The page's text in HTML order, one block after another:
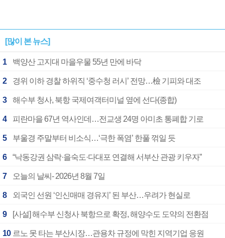
[많이 본 뉴스]
1 백양산 고지대 마을우물 55년 만에 바닥
2 경위 이하 경찰 하위직 ‘중수청 러시’ 전망…檢 기피와 대조
3 해수부 청사, 북항 국제여객터미널 옆에 선다(종합)
4 피란마을 67년 역사인데…전교생 24명 아미초 통폐합 기로
5 부울경 주말부터 비소식…‘극한 폭염’ 한풀 꺾일 듯
6 “낙동강권 삼락·을숙도·다대포 연결해 서부산 관광 키우자”
7 오늘의 날씨- 2026년 8월 7일
8 외국인 선원 ‘인신매매 경유지’ 된 부산…우려가 현실로
9 [사설] 해수부 신청사 북항으로 확정, 해양수도 도약의 전환점
10 르노 못 타는 부산시장…관용차 규정에 막힌 지역기업 응원